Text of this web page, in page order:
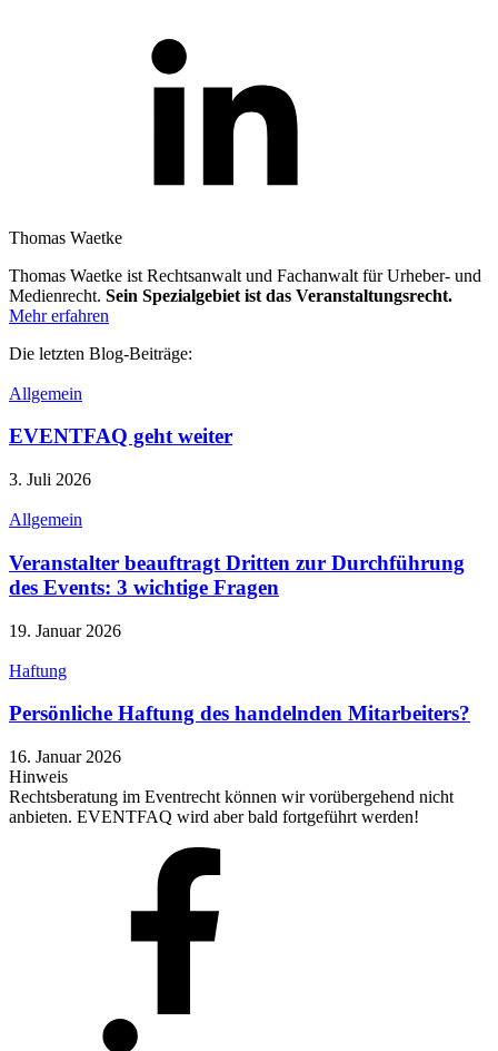
Thomas Waetke
Thomas Waetke ist Rechtsanwalt und Fachanwalt für Urheber- und
Medienrecht. Sein Spezialgebiet ist das Veranstaltungsrecht.
Mehr erfahren
Die letzten Blog-Beiträge:
Allgemein
EVENTFAQ geht weiter
3. Juli 2026
Allgemein
Veranstalter beauftragt Dritten zur Durchführung
des Events: 3 wichtige Fragen
19. Januar 2026
Haftung
Persönliche Haftung des handelnden Mitarbeiters?
16. Januar 2026
Hinweis
Rechtsberatung im Eventrecht können wir vorübergehend nicht
anbieten. EVENTFAQ wird aber bald fortgeführt werden!